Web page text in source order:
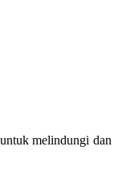
melindungi dan